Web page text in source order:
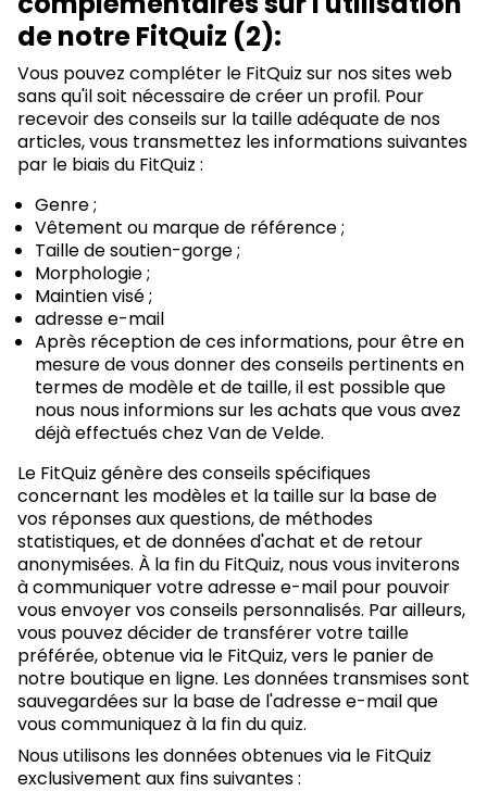
de notre FitQuiz (2):
Vous pouvez compléter le FitQuiz sur nos sites web
sans qu'il soit nécessaire de créer un profil. Pour
recevoir des conseils sur la taille adéquate de nos
articles, vous transmettez les informations suivantes
par le biais du FitQuiz :
Genre ;
Vêtement ou marque de référence ;
Taille de soutien-gorge ;
Morphologie ;
Maintien visé ;
adresse e-mail
Après réception de ces informations, pour être en
mesure de vous donner des conseils pertinents en
termes de modèle et de taille, il est possible que
nous nous informions sur les achats que vous avez
déjà effectués chez Van de Velde.
Le FitQuiz génère des conseils spécifiques
concernant les modèles et la taille sur la base de
vos réponses aux questions, de méthodes
statistiques, et de données d'achat et de retour
anonymisées. À la fin du FitQuiz, nous vous inviterons
à communiquer votre adresse e-mail pour pouvoir
vous envoyer vos conseils personnalisés. Par ailleurs,
vous pouvez décider de transférer votre taille
préférée, obtenue via le FitQuiz, vers le panier de
notre boutique en ligne. Les données transmises sont
sauvegardées sur la base de l'adresse e-mail que
vous communiquez à la fin du quiz.
Nous utilisons les données obtenues via le FitQuiz
exclusivement aux fins suivantes :